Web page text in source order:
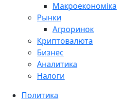
Макроекономіка
Рынки
Агроринок
Криптовалюта
Бизнес
Аналитика
Налоги
Политика